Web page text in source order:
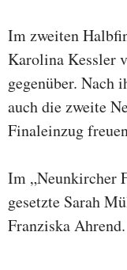
Im zweiten
Karolina Kessler
gegenüber. Nach
auch die zweite
Finaleinzug
Im „Neunkircher
gesetzte Sarah
Franziska Ahrend.